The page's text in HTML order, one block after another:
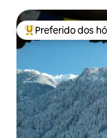
Entre os melhores
Preferido dos